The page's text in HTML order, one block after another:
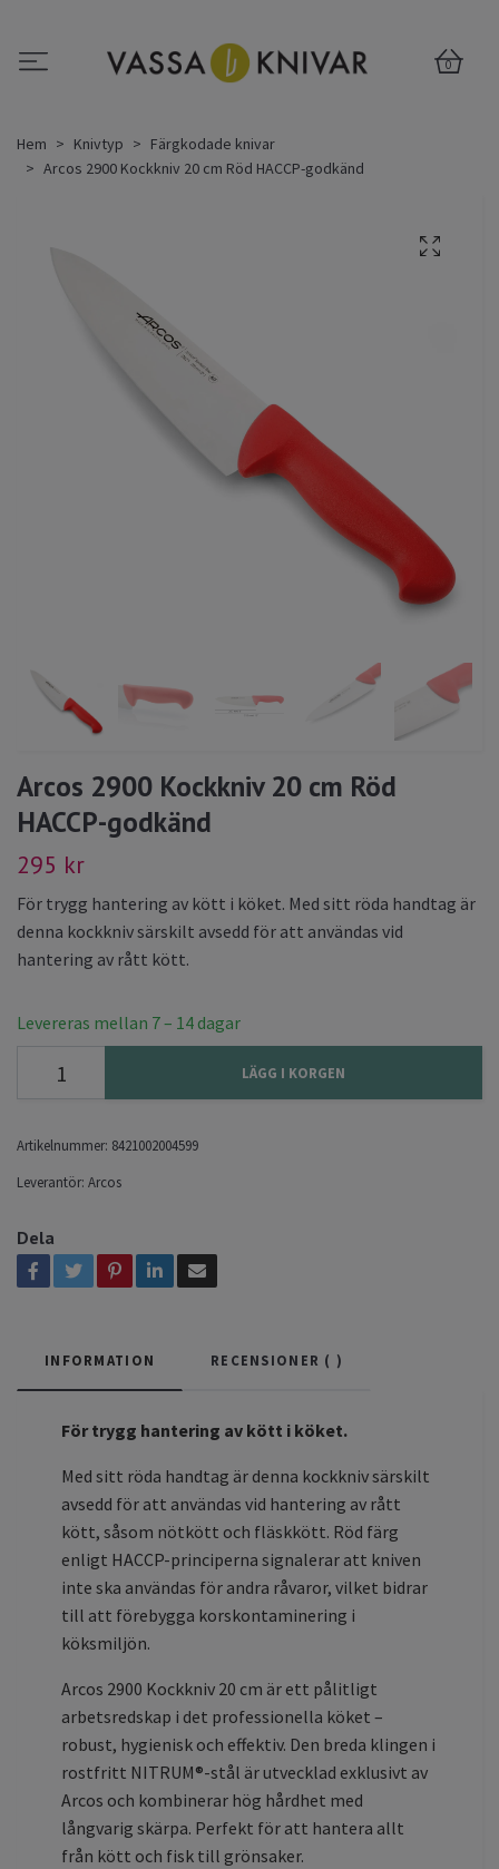
0
Hem Knivtyp
Färgkodade knivar
Arcos 2900 Kockkniv 20 cm Röd HACCP-godkänd
Arcos 2900 Kockkniv 20 cm Röd
HACCP-godkänd
295 kr
För trygg hantering av kött i köket. Med sitt röda handtag är
denna kockkniv särskilt avsedd för att användas vid
hantering av rått kött.
Levereras mellan 7 – 14 dagar
LÄGG I KORGEN
Artikelnummer: 8421002004599
Leverantör: Arcos
Dela
INFORMATION RECENSIONER ( )
För trygg hantering av kött i köket.
Med sitt röda handtag är denna kockkniv särskilt
avsedd för att användas vid hantering av rått
kött, såsom nötkött och fläskkött. Röd färg
enligt HACCP-principerna signalerar att kniven
inte ska användas för andra råvaror, vilket bidrar
till att förebygga korskontaminering i
köksmiljön.
Arcos 2900 Kockkniv 20 cm är ett pålitligt
arbetsredskap i det professionella köket –
robust, hygienisk och effektiv. Den breda klingen i
rostfritt NITRUM®-stål är utvecklad exklusivt av
Arcos och kombinerar hög hårdhet med
långvarig skärpa. Perfekt för att hantera allt
från kött och fisk till grönsaker.